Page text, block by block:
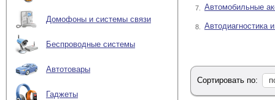
Домофоны и системы связи
Беспроводные системы
Автотовары
Гаджеты
7. Автомобильные
8. Автодиагностика
Сортировать по: